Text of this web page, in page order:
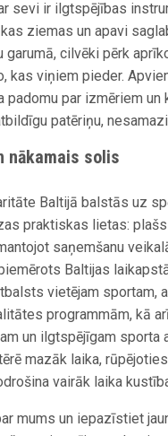
sevi ir ilgtspējības
ziemas un apavi
garumā, cilvēki pērk
kas viņiem pieder.
padomu par izmēriem un
patēriņu,
nākamais solis
Baltijā balstās uz
praktiskas lietas:
saņemšanu
Baltijas
vietējam sportam,
programmām, kā
un ilgtspējīgam sporta
mazāk laika,
vairāk laika
mums un iepazīstiet